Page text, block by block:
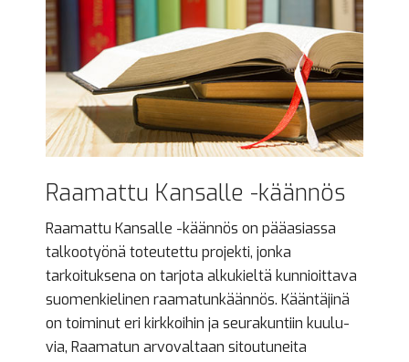
Raamattu Kansalle -käännös
Raamattu Kansalle -käännös on pääasiassa
talkootyönä toteutettu projekti, jonka
tarkoituksena on tarjota alkukieltä kunnioittava
suomenkielinen raamatunkäännös. Kääntäjinä
on toiminut eri kirkkoihin ja seurakuntiin kuulu­
via, Raamatun arvovaltaan sitou­tu­neita